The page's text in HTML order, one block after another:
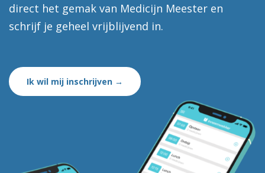
direct het gemak van Medicijn Meester en
schrijf je geheel vrijblijvend in.
Ik wil mij inschrijven →